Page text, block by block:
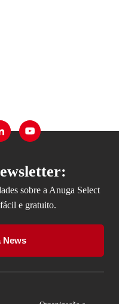
sobre a Anuga Select
e gratuito.
News